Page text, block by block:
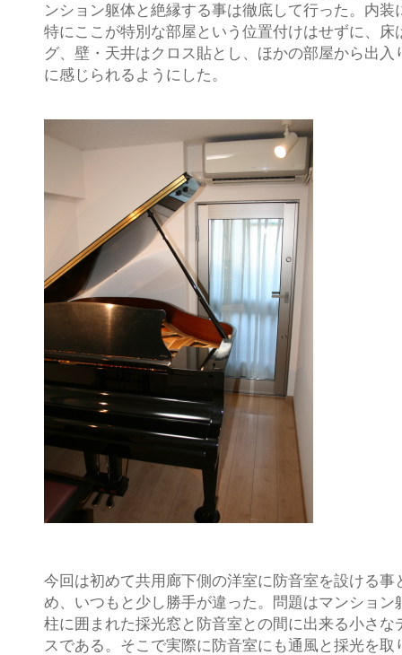
ンション躯体と絶縁する事は徹底して行った。内装
特にここが特別な部屋という位置付けはせずに、床
グ、壁・天井はクロス貼とし、ほかの部屋から出入
に感じられるようにした。
今回は初めて共用廊下側の洋室に防音室を設ける事
め、いつもと少し勝手が違った。問題はマンション
柱に囲まれた採光窓と防音室との間に出来る小さな
スである。そこで実際に防音室にも通風と採光を取